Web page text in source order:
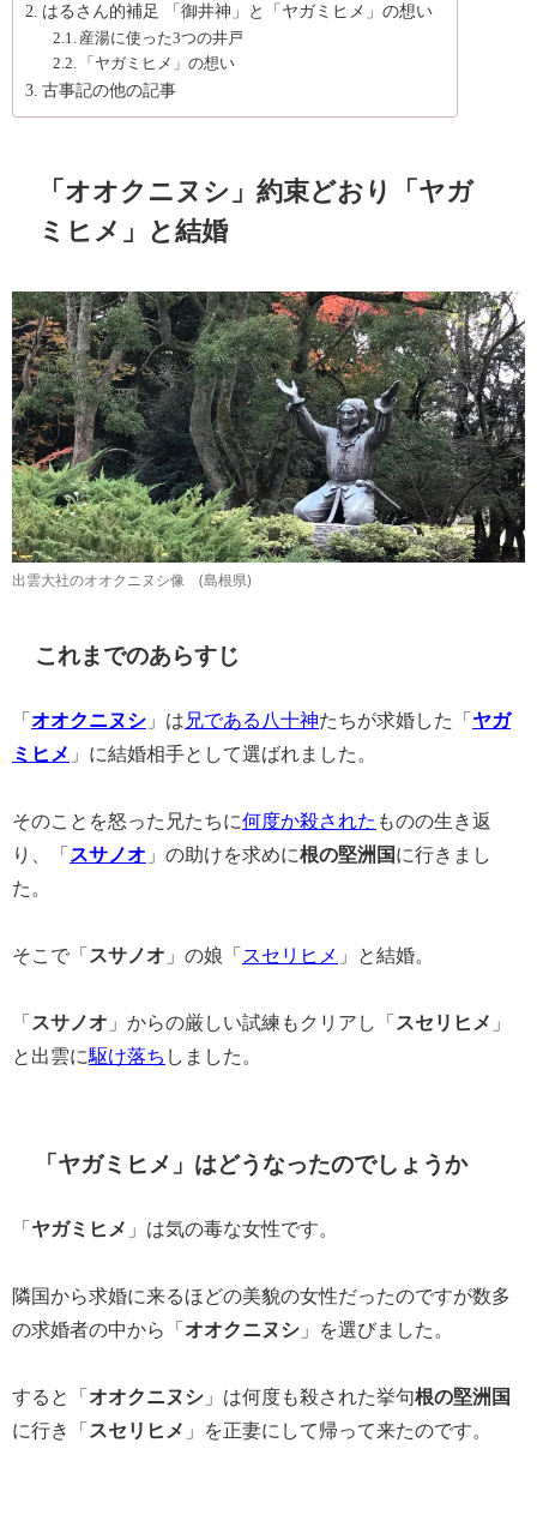
はるさん的補足 「御井神」と「ヤガミヒメ」の想い
産湯に使った3つの井戸
「ヤガミヒメ」の想い
古事記の他の記事
「オオクニヌシ」約束どおり「ヤガ
ミヒメ」と結婚
出雲大社のオオクニヌシ像 (島根県)
これまでのあらすじ
「 オオクニヌシ 」は 兄である八十神たちが求婚した「 ヤガ
ミヒメ 」に結婚相手として選ばれました。
そのことを怒った兄たちに何度か殺された ものの生き返
り、「 スサノオ 」の助けを求めに根の堅洲国に行きまし
た。
そこで「 スサノオ 」の娘「 スセリヒメ 」と結婚。
「 スサノオ 」からの厳しい試練もクリアし「 スセリヒメ 」
と出雲に駆け落ち しました。
「ヤガミヒメ」はどうなったのでしょうか
「 ヤガミヒメ 」は気の毒な女性です。
隣国から求婚に来るほどの美貌の女性だったのですが数多
の求婚者の中から「 オオクニヌシ 」を選びました。
すると「 オオクニヌシ 」は何度も殺された挙句根の堅洲国
に行き「 スセリヒメ 」を正妻にして帰って来たのです。